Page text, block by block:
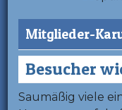
Mitglieder-
Besucher
Saumäßig viele